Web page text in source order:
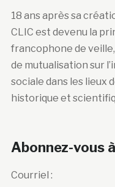
18 ans après sa
CLIC est devenu la
francophone de
de mutualisation sur
sociale dans les lieux
historique et
Abonnez-vous
Courriel :